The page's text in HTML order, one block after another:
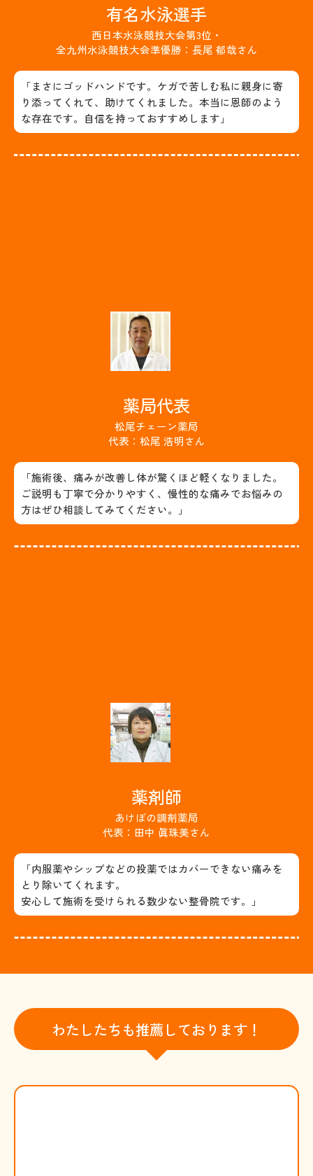
有名水泳選手
西日本水泳競技大会第3位・
全九州水泳競技大会準優勝：長尾 郁哉さん
「まさにゴッドハンドです。ケガで苦しむ私に親身に寄
り添ってくれて、助けてくれました。本当に恩師のよう
な存在です。自信を持っておすすめします」
薬局代表
松尾チェーン薬局
代表：松尾 浩明さん
「施術後、痛みが改善し体が驚くほど軽くなりました。
ご説明も丁寧で分かりやすく、慢性的な痛みでお悩みの
方はぜひ相談してみてください。」
薬剤師
あけぼの調剤薬局
代表：田中 眞珠美さん
「内服薬やシップなどの投薬ではカバーできない痛みを
とり除いてくれます。
安心して施術を受けられる数少ない整骨院です。」
わたしたちも推薦しております！